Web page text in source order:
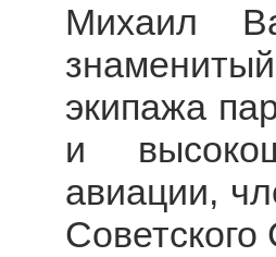
Михаил
экипажа
и
авиации,